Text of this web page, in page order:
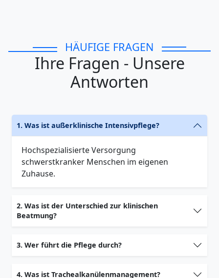
HÄUFIGE FRAGEN
Ihre Fragen - Unsere
Antworten
1. Was ist außerklinische Intensivpflege?
Hochspezialisierte Versorgung
schwerstkranker Menschen im eigenen
Zuhause.
2. Was ist der Unterschied zur klinischen
Beatmung?
3. Wer führt die Pflege durch?
4. Was ist Trachealkanülenmanagement?